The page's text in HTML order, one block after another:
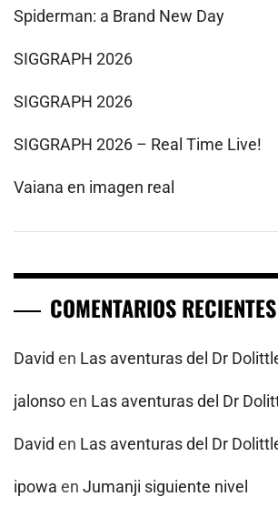
Spiderman: a Brand New Day
SIGGRAPH 2026
SIGGRAPH 2026
SIGGRAPH 2026 – Real Time Live!
Vaiana en imagen real
COMENTARIOS RECIENTES
David en Las aventuras del Dr
jalonsoen Las aventuras del Dr
David en Las aventuras del Dr
ipowa en Jumanji siguiente nivel